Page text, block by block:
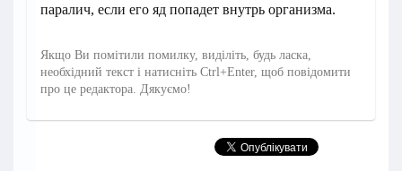
паралич, если его яд попадет внутрь организма.
Якщо Ви помітили помилку, виділіть, будь ласка,
необхідний текст і натисніть Ctrl+Enter, щоб повідомити
про це редактора. Дякуємо!